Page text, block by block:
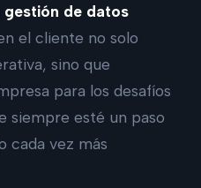
gestión de datos
el cliente no solo
sino que
para los desafíos
siempre esté un paso
cada vez más